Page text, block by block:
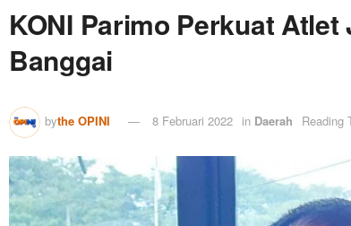
KONI Parimo Perkuat
Banggai
bythe OPINI 8 Februari 2022 in Daerah Reading